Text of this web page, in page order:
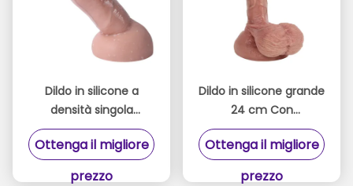
Dildo in silicone a
densità singola
realistico, con tocco
liscio per il massimo
Ottenga il migliore
prezzo
Dildo in silicone grande
24 cm Con
certificazione CE ROHS
per il massimo piacere
Ottenga il migliore
prezzo